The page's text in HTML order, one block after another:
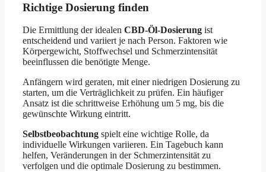
Richtige Dosierung finden
Die Ermittlung der idealen CBD-Öl-Dosierung ist
entscheidend und variiert je nach Person. Faktoren wie
Körpergewicht, Stoffwechsel und Schmerzintensität
beeinflussen die benötigte Menge.
Anfängern wird geraten, mit einer niedrigen Dosierung zu
starten, um die Verträglichkeit zu prüfen. Ein häufiger
Ansatz ist die schrittweise Erhöhung um 5 mg, bis die
gewünschte Wirkung eintritt.
Selbstbeobachtung spielt eine wichtige Rolle, da
individuelle Wirkungen variieren. Ein Tagebuch kann
helfen, Veränderungen in der Schmerzintensität zu
verfolgen und die optimale Dosierung zu bestimmen.